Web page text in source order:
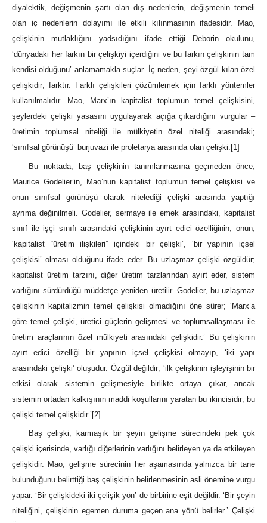
diyalektik, değişmenin şartı olan dış nedenlerin, değişmenin temeli
olan iç nedenlerin dolayımı ile etkili kılınmasının ifadesidir. Mao,
çelişkinin mutlaklığını yadsıdığını ifade ettiği Deborin okulunu,
‘dünyadaki her farkın bir çelişkiyi içerdiğini ve bu farkın çelişkinin tam
kendisi olduğunu’ anlamamakla suçlar. İç neden, şeyi özgül kılan özel
çelişkidir; farktır. Farklı çelişkileri çözümlemek için farklı yöntemler
kullanılmalıdır. Mao, Marx’ın kapitalist toplumun temel çelişkisini,
şeylerdeki çelişki yasasını uygulayarak açığa çıkardığını vurgular –
üretimin toplumsal niteliği ile mülkiyetin özel niteliği arasındaki;
‘sınıfsal görünüşü’ burjuvazi ile proletarya arasında olan çelişki. [1]
Bu noktada, baş çelişkinin tanımlanmasına geçmeden önce,
Maurice Godelier’in, Mao’nun kapitalist toplumun temel çelişkisi ve
onun sınıfsal görünüşü olarak nitelediği çelişki arasında yaptığı
ayrıma değinilmeli. Godelier, sermaye ile emek arasındaki, kapitalist
sınıf ile işçi sınıfı arasındaki çelişkinin ayırt edici özelliğinin, onun,
‘kapitalist “üretim ilişkileri” içindeki bir çelişki’, ‘bir yapının içsel
çelişkisi’ olması olduğunu ifade eder. Bu uzlaşmaz çelişki özgüldür;
kapitalist üretim tarzını, diğer üretim tarzlarından ayırt eder, sistem
varlığını sürdürdüğü müddetçe yeniden üretilir. Godelier, bu uzlaşmaz
çelişkinin kapitalizmin temel çelişkisi olmadığını öne sürer; ‘Marx’a
göre temel çelişki, üretici güçlerin gelişmesi ve toplumsallaşması ile
üretim araçlarının özel mülkiyeti arasındaki çelişkidir.’ Bu çelişkinin
ayırt edici özelliği bir yapının içsel çelişkisi olmayıp, ‘iki yapı
arasındaki çelişki’ oluşudur. Özgül değildir; ‘ilk çelişkinin işleyişinin bir
etkisi olarak sistemin gelişmesiyle birlikte ortaya çıkar, ancak
sistemin ortadan kalkışının maddi koşullarını yaratan bu ikincisidir; bu
çelişki temel çelişkidir.’ [2]
Baş çelişki, karmaşık bir şeyin gelişme sürecindeki pek çok
çelişki içerisinde, varlığı diğerlerinin varlığını belirleyen ya da etkileyen
çelişkidir. Mao, gelişme sürecinin her aşamasında yalnızca bir tane
bulunduğunu belirttiği baş çelişkinin belirlenmesinin asli önemine vurgu
yapar. ‘Bir çelişkideki iki çelişik yön’ de birbirine eşit değildir. ‘Bir şeyin
niteliğini, çelişkinin egemen duruma geçen ana yönü belirler.’ Çelişki